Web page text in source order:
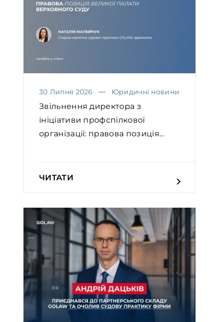
30 Липня 2026 Юридичні новини
Звільнення директора з
ініціативи профспілкової
організації: правова позиція
ЧИТАТИ